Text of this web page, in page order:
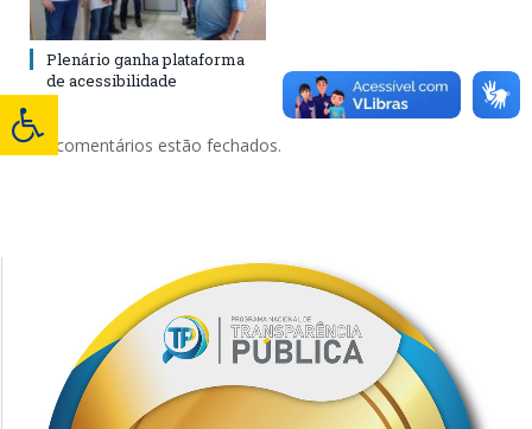
Plenário ganha plataforma
de acessibilidade
Os comentários estão fechados.